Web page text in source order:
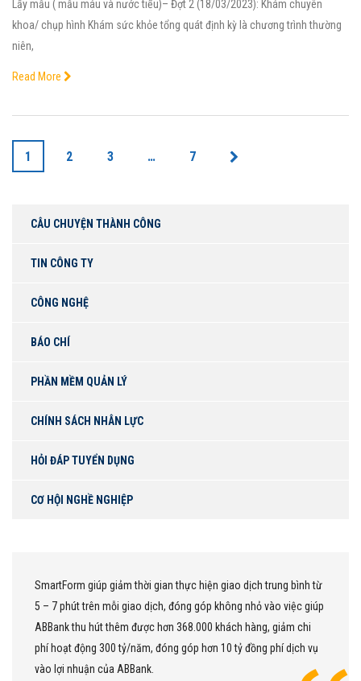
Lấy mẫu ( mẫu máu và nước tiểu)– Đợt 2 (18/03/2023): Khám chuyên
khoa/ chụp hình Khám sức khỏe tổng quát định kỳ là chương trình thường
niên,
Read More
1 2 3 … 7
CÂU CHUYỆN THÀNH CÔNG
TIN CÔNG TY
CÔNG NGHỆ
BÁO CHÍ
PHẦN MỀM QUẢN LÝ
CHÍNH SÁCH NHÂN LỰC
HỎI ĐÁP TUYỂN DỤNG
CƠ HỘI NGHỀ NGHIỆP
giao dịch trung bình từ
không nhỏ vào việc giúp
khách hàng, giảm chi
10 tỷ đồng phí dịch vụ
Chúng tôi sử dụng Smart Form như
giao dịch trực tuyến cũng như tại
khách hàng được tích hợp trên một
này đáp ứng toàn bộ giao dịch, phục
khách hàng chúng tôi, đem lại hiệu